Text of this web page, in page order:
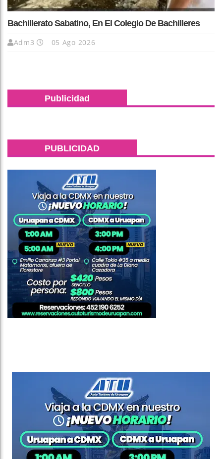
Bachillerato Sabatino, En El Colegio De Bachilleres
Adm3 05 Ago 2026
Publicidad
PUBLICIDAD